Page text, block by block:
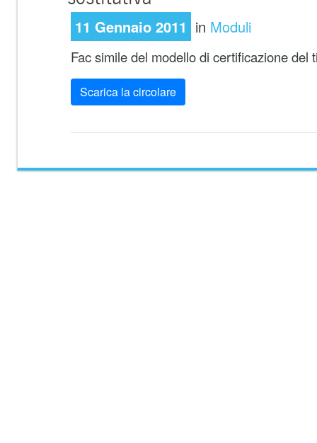
11 Gennaio 2011 in Moduli
Fac simile del modello di certificazione del
Scarica la circolare